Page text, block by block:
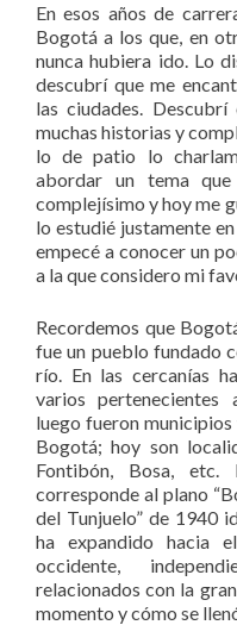
En esos años de
Bogotá a los que, en
nunca hubiera ido. Lo
descubrí que me
las ciudades.
muchas historias y
lo de patio lo
abordar un tema
complejísimo y hoy me
lo estudié justamente
empecé a conocer un
a la que considero mi
Recordemos que
fue un pueblo fundado
río. En las cercanías
varios pertenecientes
luego fueron
Bogotá; hoy son
Fontibón, Bosa, etc.
corresponde al plano
del Tunjuelo” de 1940
ha expandido hacia
occidente,
relacionados con la
momento y cómo se